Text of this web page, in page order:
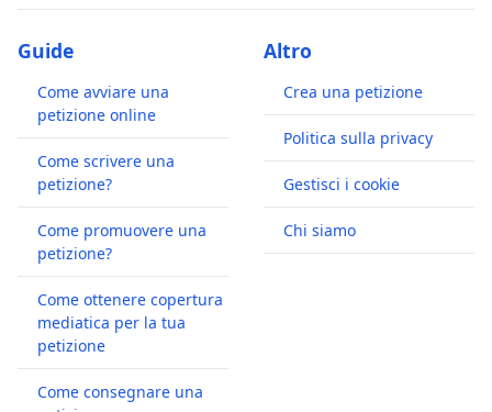
Guide
Come avviare una
petizione online
Come scrivere una
petizione?
Come promuovere una
petizione?
Come ottenere copertura
mediatica per la tua
petizione
Come consegnare una
Altro
Crea una petizione
Politica sulla privacy
Gestisci i cookie
Chi siamo